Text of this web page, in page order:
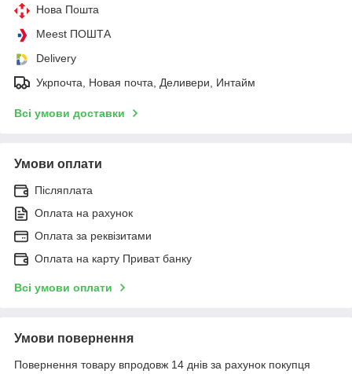
Нова Пошта
Meest ПОШТА
Delivery
Укрпочта, Новая почта, Деливери, Интайм
Всі умови доставки
Умови оплати
Післяплата
Оплата на рахунок
Оплата за реквізитами
Оплата на карту Приват банку
Всі умови оплати
Умови повернення
Повернення товару впродовж 14 днів за рахунок покупця